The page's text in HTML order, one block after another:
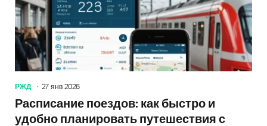
РЖД 27 янв 2026
Расписание поездов: как быстро и
удобно планировать путешествия с